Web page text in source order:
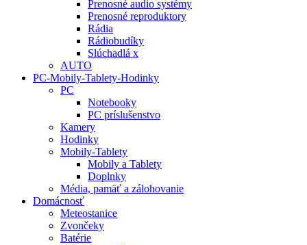
Prenosné audio systémy
Prenosné reproduktory
Rádia
Rádiobudíky
Slúchadlá x
AUTO
PC-Mobily-Tablety-Hodinky
PC
Notebooky
PC príslušenstvo
Kamery
Hodinky
Mobily-Tablety
Mobily a Tablety
Doplnky
Média, pamäť a zálohovanie
Domácnosť
Meteostanice
Zvončeky
Batérie